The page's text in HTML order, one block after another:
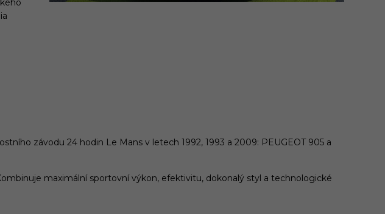
závodu 24 hodin Le Mans v letech 1992, 1993 a 2009: PEUGEOT 905 a
maximální sportovní výkon, efektivitu, dokonalý styl a technologické